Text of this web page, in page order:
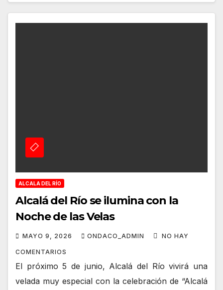
ALCALA DEL RÍO
Alcalá del Río se ilumina con la
Noche de las Velas
MAYO 9, 2026 ONDACO_ADMIN NO HAY
COMENTARIOS
El próximo 5 de junio, Alcalá del Río vivirá una
velada muy especial con la celebración de “Alcalá